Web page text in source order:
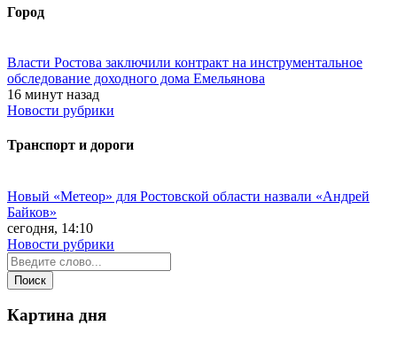
Город
Власти Ростова заключили контракт на инструментальное
обследование доходного дома Емельянова
16 минут назад
Новости рубрики
Транспорт и дороги
Новый «Метеор» для Ростовской области назвали «Андрей
Байков»
сегодня, 14:10
Новости рубрики
Картина дня